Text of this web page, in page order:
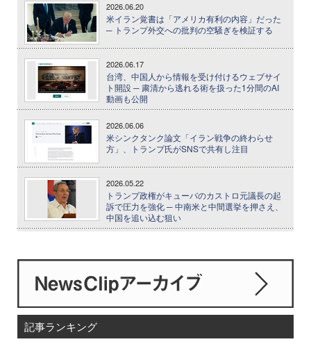
2026.06.20
米イラン覚書は「アメリカ有利の内容」だった
─ トランプ外交への批判の空騒ぎを検証する
2026.06.17
台湾、中国人から情報を受け付けるウェブサイ
ト開設 ─ 粛清から逃れる術を扱った1分間のAI
動画も公開
2026.06.06
米シンクタンク論文「イラン戦争の終わらせ
方」、トランプ氏がSNSで共有し注目
2026.05.22
トランプ政権がキューバのカストロ元議長の起
訴で圧力を強化 ─ 中南米と中間選挙を押さえ、
中国を追い込む狙い
記事ランキング